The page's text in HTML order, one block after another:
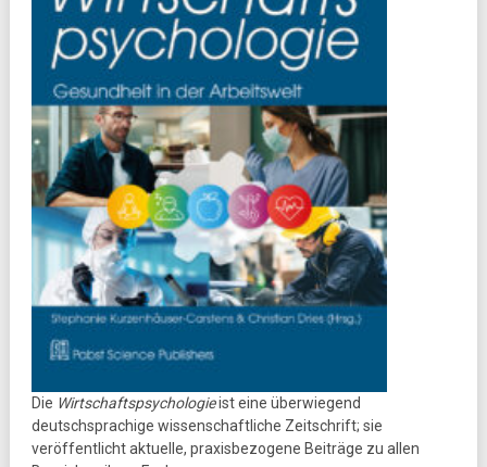
Die Wirtschaftspsychologieist eine überwiegend
deutschsprachige wissenschaftliche Zeitschrift; sie
veröffentlicht aktuelle, praxisbezogene Beiträge zu allen